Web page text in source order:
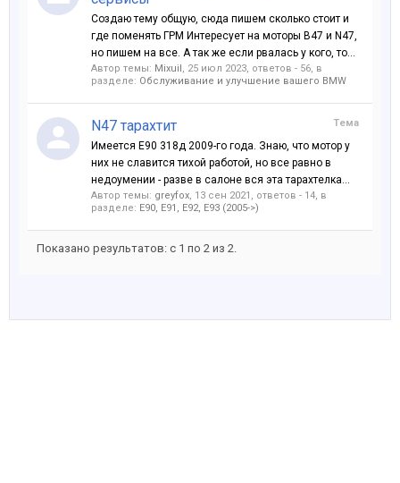
Создаю тему общую, сюда пишем сколько стоит и
где поменять ГРМ Интересует на моторы B47 и N47,
но пишем на все. А так же если рвалась у кого, то...
Автор темы: Mixuil, 25 июл 2023, ответов - 56, в
разделе: Обслуживание и улучшение вашего BMW
Тема
N47 тарахтит
Имеется E90 318д 2009-го года. Знаю, что мотор у
них не славится тихой работой, но все равно в
недоумении - разве в салоне вся эта тарахтелка...
Автор темы: greyfox, 13 сен 2021 , ответов - 14, в
разделе: E90, E91, E92, E93 (2005->)
Показано результатов: с 1 по 2 из 2.